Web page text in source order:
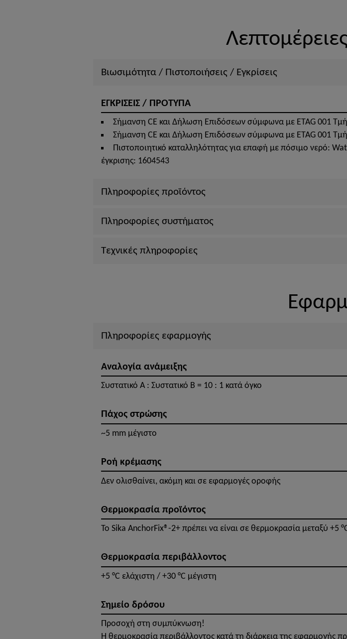
Βιωσιμότητα / Πιστοποιήσεις / Εγκρίσεις
ΕΓΚΡΙΣΕΙΣ / ΠΡΟΤΥΠΑ
Σήμανση CE και Δήλωση Επιδόσεων σύμφωνα με ETAG 001
Σήμανση CE και Δήλωση Επιδόσεων σύμφωνα με ETAG 001
Πιστοποιητικό καταλληλότητας για επαφή με πόσιμο νερό:
έγκρισης: 1604543
Πληροφορίες προϊόντος
Πληροφορίες συστήματος
Τεχνικές πληροφορίες
Πληροφορίες εφαρμογής
Αναλογία ανάμειξης
Συστατικό A : Συστατικό B = 10 : 1 κατά όγκο
Πάχος στρώσης
~5 mm μέγιστο
Ροή κρέμασης
Δεν ολισθαίνει, ακόμη και σε εφαρμογές οροφής
Θερμοκρασία προϊόντος
Το Sika AnchorFix®-2+ πρέπει να είναι σε θερμοκρασία μεταξύ +5
Θερμοκρασία περιβάλλοντος
+5 °C ελάχιστη / +30 °C μέγιστη
Σημείο δρόσου
Προσοχή στη συμπύκνωση!
Η θερμοκρασία περιβάλλοντος κατά τη διάρκεια της εφαρμογής